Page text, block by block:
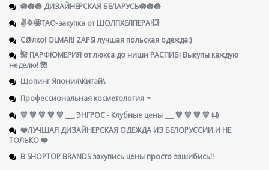
🪷🪷🪷 ДИЗАЙНЕРСКАЯ БЕЛАРУСЬ🪷🪷🪷
✌️🌞🤩ТАО-закупка от ШОЛПХЕЛПЕРА!💥
С@лко! OLMAR! ZAPS! лучшая польская одежда:)
🌺 ПАРФЮМЕРИЯ от люкса до ниши РАСПИВ! Выкупы каждую
неделю! 🌺
Шопинг Япония\Китай\
Профессиональная косметология ~
💛 💚 💛 💚 💛 ___ ЭНГРОС - Клубные цены ___ 💚 💛 💚 💛 ㈏
❤️ЛУЧШАЯ ДИЗАЙНЕРСКАЯ ОДЕЖДА ИЗ БЕЛОРУССИИ И НЕ
ТОЛЬКО ❤️
В SHOPTOP BRANDS закупись цены просто зашибись!!